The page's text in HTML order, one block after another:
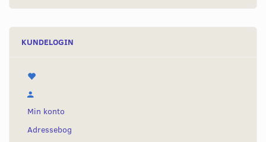
KUNDELOGIN
Min konto
Adressebog